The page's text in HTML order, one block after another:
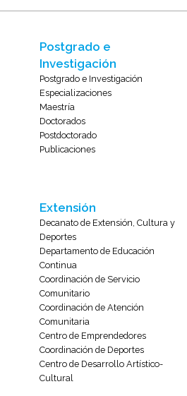
Postgrado e
Investigación
Postgrado e Investigación
Especializaciones
Maestría
Doctorados
Postdoctorado
Publicaciones
Extensión
Decanato de Extensión, Cultura y
Deportes
Departamento de Educación
Continua
Coordinación de Servicio
Comunitario
Coordinación de Atención
Comunitaria
Centro de Emprendedores
Coordinación de Deportes
Centro de Desarrollo Artístico-
Cultural